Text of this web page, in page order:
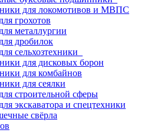
для локомотивов и МВПС
грохотов
металлургии
дробилок
сельхозтехники
для дисковых борон
для комбайнов
для сеялки
строительной сферы
экскаватора и спецтехники
свёрла